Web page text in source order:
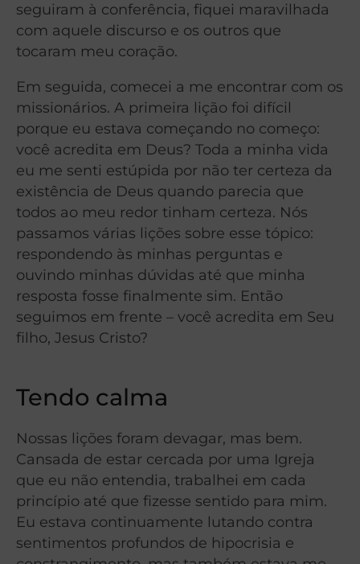
seguiram à conferência, fiquei maravilhada
com aquele discurso e os outros que
tocaram meu coração.
Em seguida, comecei a me encontrar com os
missionários. A primeira lição foi difícil
porque eu estava começando no começo:
você acredita em Deus? Toda a minha vida
eu me senti estúpida por não ter certeza da
existência de Deus quando parecia que
todos ao meu redor tinham certeza. Nós
passamos várias lições sobre esse tópico:
respondendo às minhas perguntas e
ouvindo minhas dúvidas até que minha
resposta fosse finalmente sim. Então
seguimos em frente – você acredita em Seu
filho, Jesus Cristo?
Tendo calma
Nossas lições foram devagar, mas bem.
Cansada de estar cercada por uma Igreja
que eu não entendia, trabalhei em cada
princípio até que fizesse sentido para mim.
Eu estava continuamente lutando contra
sentimentos profundos de hipocrisia e